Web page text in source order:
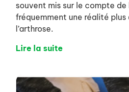
souvent mis sur le compte de
fréquemment une réalité plus
l’arthrose.
Lire la suite